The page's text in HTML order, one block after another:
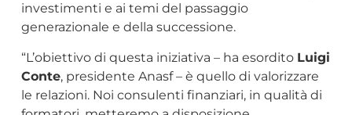
investimenti e ai temi del passaggio
generazionale e della successione.
“L’obiettivo di questa iniziativa – ha esordito Luigi
Conte, presidente Anasf – è quello di valorizzare
le relazioni. Noi consulenti finanziari, in qualità di